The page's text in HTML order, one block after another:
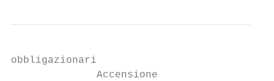
obbligazionari
              Accensione